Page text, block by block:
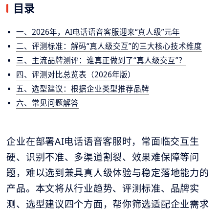
目录
一、2026年，AI电话语音客服迎来“真人级”元年
二、评测标准：解码“真人级交互”的三大核心技术维度
三、主流品牌测评：谁真正做到了“真人级交互”？
四、评测对比总览表（2026年版）
五、选型建议：根据企业类型推荐品牌
六、常见问题解答
企业在部署AI电话语音客服时，常面临交互生
硬、识别不准、多渠道割裂、效果难保障等问
题，难以选到兼具真人级体验与稳定落地能力的
产品。本文将从行业趋势、评测标准、品牌实
测、选型建议四个方面，帮你筛选适配企业需求